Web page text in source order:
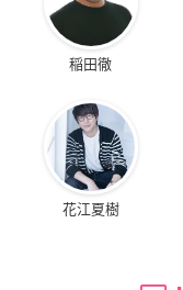
稲田徹
花江夏樹